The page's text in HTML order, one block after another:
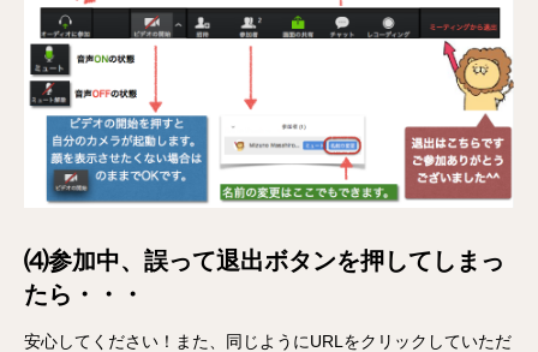
⑷参加中、誤って退出ボタンを押してしまっ
たら・・・
安心してください！また、同じようにURLをクリックしていただ